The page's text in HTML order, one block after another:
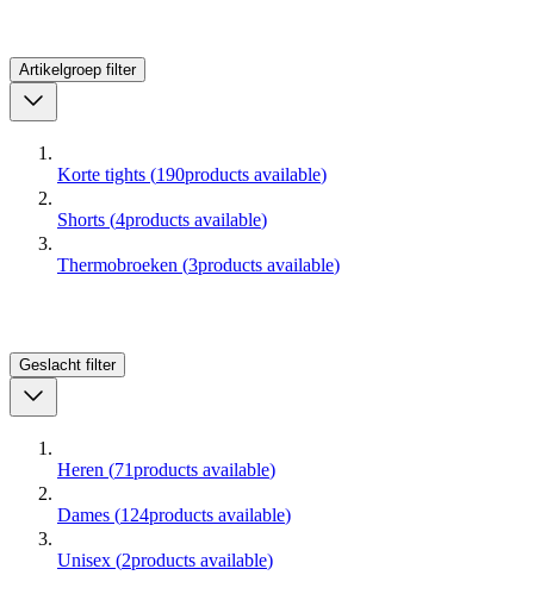
Artikelgroep filter
Korte tights (190products available)
Shorts (4products available)
Thermobroeken (3products available)
Geslacht filter
Heren (71products available)
Dames (124products available)
Unisex (2products available)